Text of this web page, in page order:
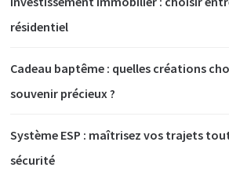
résidentiel
Cadeau baptême : quelles créations
souvenir précieux ?
Système ESP : maîtrisez vos trajets
sécurité